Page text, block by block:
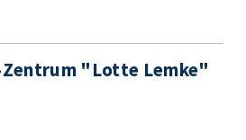
Zentrum "Lotte Lemke"